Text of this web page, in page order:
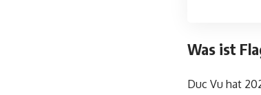
Was ist
Duc Vu hat